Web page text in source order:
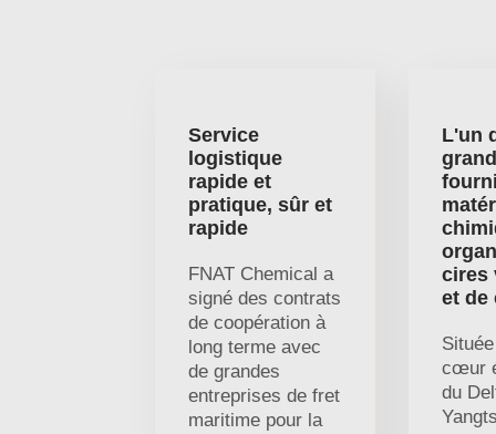
Service
logistique
rapide et
pratique, sûr et
rapide
FNAT Chemical a
signé des contrats
de coopération à
long terme avec
de grandes
entreprises de fret
maritime pour la
L'un
cires
et de
cœur
du